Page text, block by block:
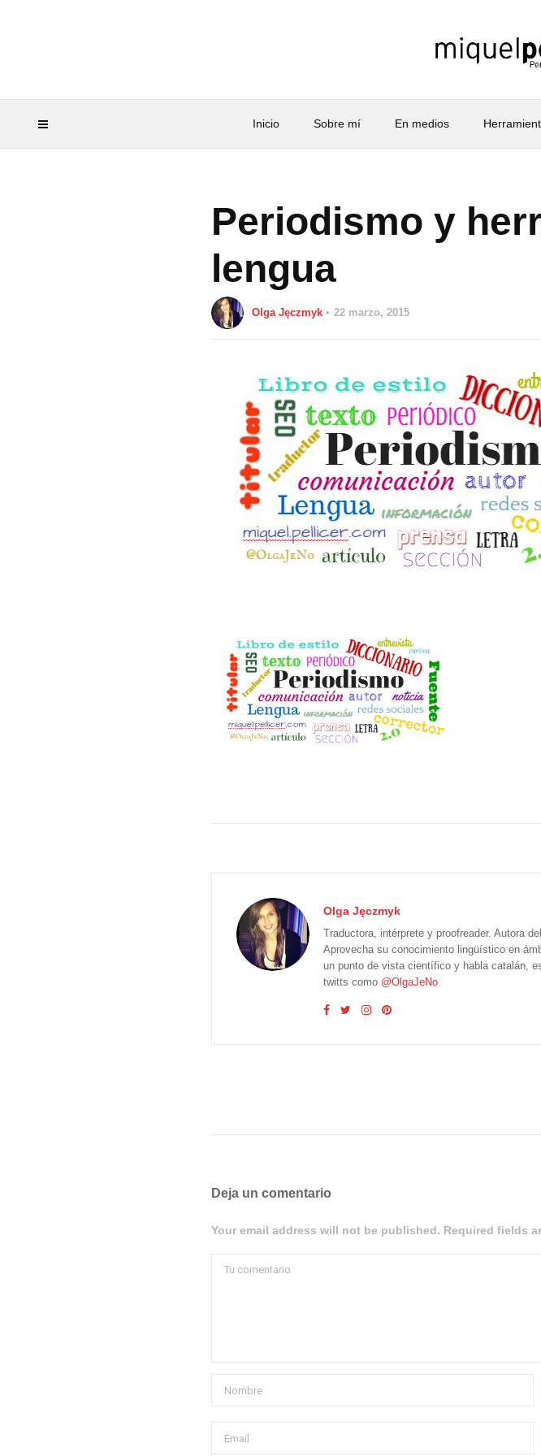
Inicio Sobre mí En medios
Periodismo y
lengua
Olga Jęczmyk 22 marzo, 2015
Olga Jęczmyk
Traductora, intérprete y proofreader. Autora
Aprovecha su conocimiento lingüístico en
un punto de vista científico y habla catalán,
twitts como @OlgaJeNo
Deja un comentario
Your email address will not be published. Required fields